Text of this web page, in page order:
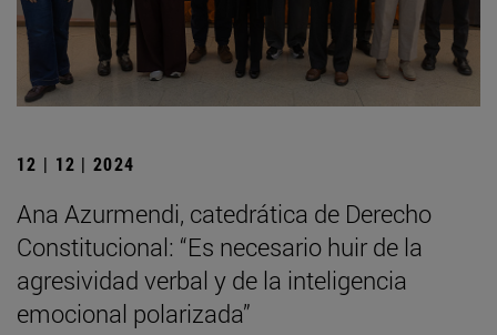
12 | 12 | 2024
Ana Azurmendi, catedrática de Derecho
Constitucional: “Es necesario huir de la
agresividad verbal y de la inteligencia
emocional polarizada”